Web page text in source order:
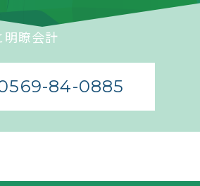
明瞭会計
84-0885